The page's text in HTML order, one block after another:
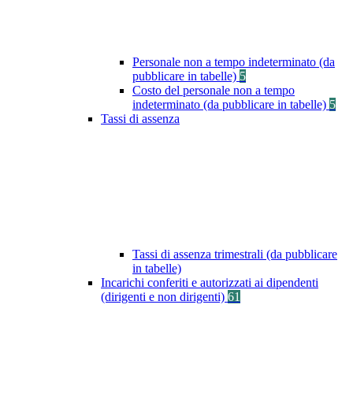
Personale non a tempo indeterminato (da
pubblicare in tabelle) 5
Costo del personale non a tempo
indeterminato (da pubblicare in tabelle) 5
Tassi di assenza
Tassi di assenza trimestrali (da pubblicare
in tabelle)
Incarichi conferiti e autorizzati ai dipendenti
(dirigenti e non dirigenti) 61